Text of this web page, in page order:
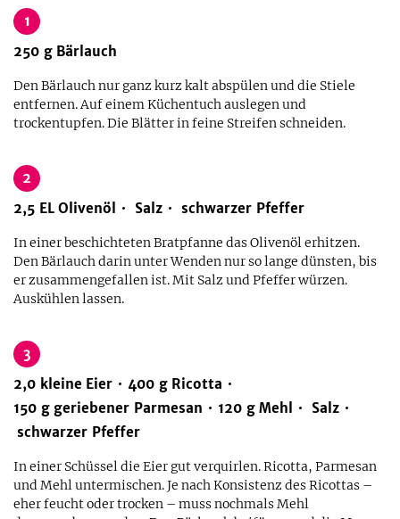
1
250 g Bärlauch
Den Bärlauch nur ganz kurz kalt abspülen und die Stiele
entfernen. Auf einem Küchentuch auslegen und
trockentupfen. Die Blätter in feine Streifen schneiden.
2
2,5 EL Olivenöl Salz schwarzer Pfeffer
In einer beschichteten Bratpfanne das Olivenöl erhitzen.
Den Bärlauch darin unter Wenden nur so lange dünsten, bis
er zusammengefallen ist. Mit Salz und Pfeffer würzen.
Auskühlen lassen.
3
2,0 kleine Eier 400 g Ricotta
150 g geriebener Parmesan 120 g Mehl
Salz
schwarzer Pfeffer
In einer Schüssel die Eier gut verquirlen. Ricotta, Parmesan
und Mehl untermischen. Je nach Konsistenz des Ricottas –
eher feucht oder trocken – muss nochmals Mehl